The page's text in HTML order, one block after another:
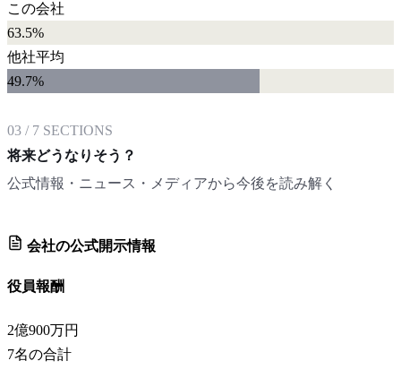
この会社
63.5%
他社平均
49.7%
03 / 7 SECTIONS
将来どうなりそう？
公式情報・ニュース・メディアから今後を読み解く
会社の公式開示情報
役員報酬
2億900万円
7名の合計